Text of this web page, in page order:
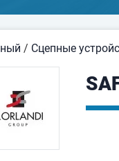
/ Сцепные